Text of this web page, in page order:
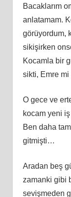
Bacaklarım
anlatamam.
görüyordum,
sikişirken
Kocamla bir
sikti, Emre mi
O gece ve
kocam yeni iş
Ben daha
gitmişti…
Aradan beş
zamanki gibi
sevişmeden